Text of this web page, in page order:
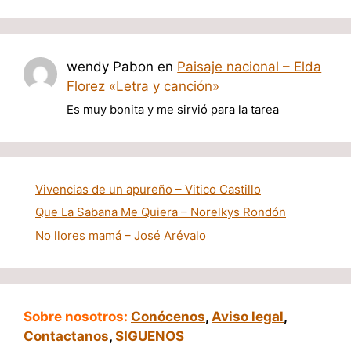
wendy Pabon en Paisaje nacional – Elda
Florez «Letra y canción»
Es muy bonita y me sirvió para la tarea
Vivencias de un apureño – Vitico Castillo
Que La Sabana Me Quiera – Norelkys Rondón
No llores mamá – José Arévalo
Sobre nosotros: Conócenos, Aviso legal,
Contactanos, SIGUENOS